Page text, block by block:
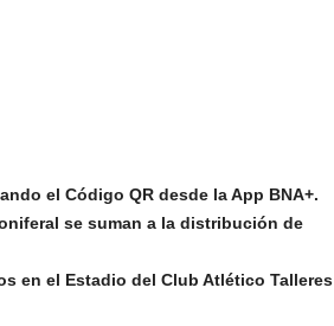
el Código QR desde la App BNA+.
se suman a la distribución de
en el Estadio del Club Atlético Talleres